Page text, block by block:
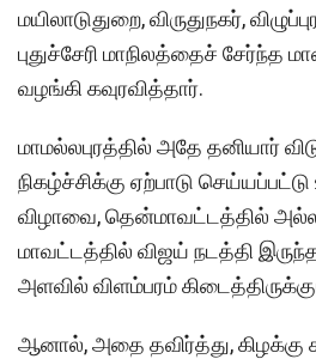
மயிலாடுதுறை, விருதுநகர்,
புதுச்சேரி மாநிலத்தைச் சேர்ந்த
வழங்கி கவுரவித்தார்.
மாமல்லபுரத்தில் அதே தனியார்
நிகழ்ச்சிக்கு ஏற்பாடு
விழாவை, தென்மாவட்டத்தில்
மாவட்டத்தில் விஜய் நடத்தி
அளவில் விளம்பரம்
ஆனால், அதை தவிர்த்து, கிழக்கு